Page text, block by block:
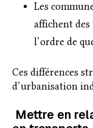
Les
affichent des
l’ordre de
Ces différences
d’urbanisation
Mettre en